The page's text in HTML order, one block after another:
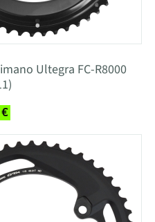
Ultegra FC-R8000